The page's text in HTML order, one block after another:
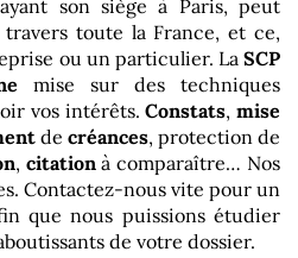
son siège à Paris, peut
toute la France, et ce,
ou un particulier. La SCP
mise sur des techniques
vos intérêts.Constats,mise
de créances, protection de
, citationà comparaître… Nos
Contactez-nous vite pour un
que nous puissions étudier
de votre dossier.